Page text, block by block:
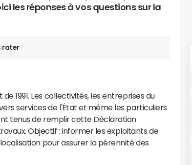
les réponses à vos questions sur la
rater
1991. Les collectivités, les entreprises du
services de l'État et même les particuliers
tenus de remplir cette Déclaration
Objectif : informer les exploitants de
pour assurer la pérennité des